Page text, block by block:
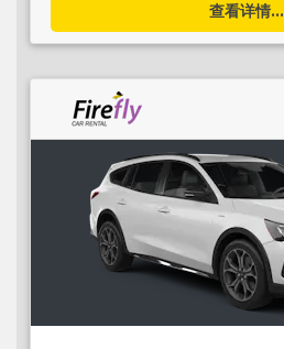
查看详情...